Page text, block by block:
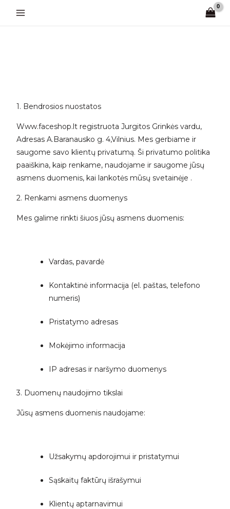
1. Bendrosios nuostatos
Www.faceshop.lt registruota Jurgitos Grinkės vardu,
Adresas A.Baranausko g. 4,Vilnius. Mes gerbiame ir
saugome savo klientų privatumą. Ši privatumo politika
paaiškina, kaip renkame, naudojame ir saugome jūsų
asmens duomenis, kai lankotės mūsų svetainėje .
2. Renkami asmens duomenys
Mes galime rinkti šiuos jūsų asmens duomenis:
Vardas, pavardė
Kontaktinė informacija (el. paštas, telefono
numeris)
Pristatymo adresas
Mokėjimo informacija
IP adresas ir naršymo duomenys
3. Duomenų naudojimo tikslai
Jūsų asmens duomenis naudojame:
Užsakymų apdorojimui ir pristatymui
Sąskaitų faktūrų išrašymui
Klientų aptarnavimui